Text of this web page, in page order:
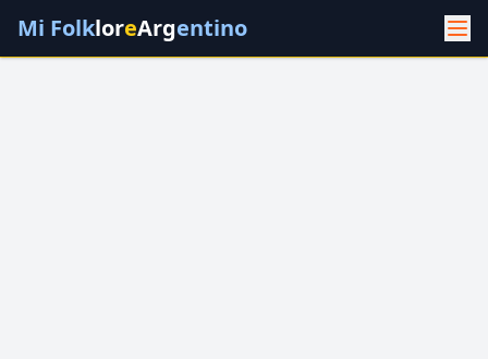
Mi FolkloreArgentino